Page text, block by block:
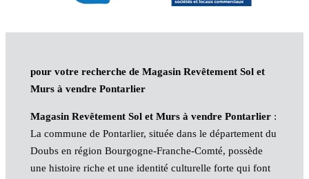
pour votre recherche de Magasin Revêtement Sol et
Murs à vendre Pontarlier
Magasin Revêtement Sol et Murs à vendre Pontarlier:
La commune de Pontarlier, située dans le département du
Doubs en région Bourgogne-Franche-Comté, possède
une histoire riche et une identité culturelle forte qui font